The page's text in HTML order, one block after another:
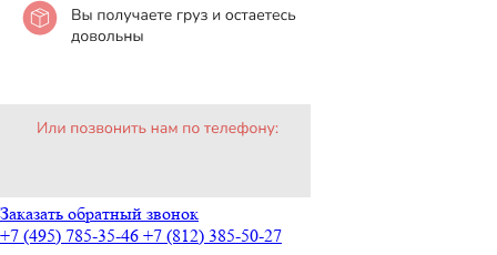
Заказать обратный звонок
+7 (495) 785-35-46 +7 (812) 385-50-27